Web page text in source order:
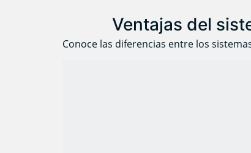
Ventajas del
Conoce las diferencias entre los